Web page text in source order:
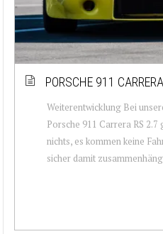
PORSCHE 911
Weiterentwicklung Bei
Porsche 911 Carrera RS
nichts, es kommen keine
sicher damit